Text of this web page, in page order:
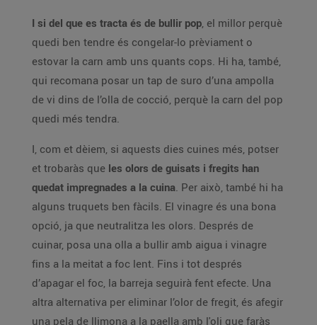
I si del que es tracta és de bullir pop, el millor perquè
quedi ben tendre és congelar-lo prèviament o
estovar la carn amb uns quants cops. Hi ha, també,
qui recomana posar un tap de suro d’una ampolla
de vi dins de l’olla de cocció, perquè la carn del pop
quedi més tendra.
I, com et dèiem, si aquests dies cuines més, potser
et trobaràs que les olors de guisats i fregits han
quedat impregnades a la cuina. Per això, també hi ha
alguns truquets ben fàcils. El vinagre és una bona
opció, ja que neutralitza les olors. Després de
cuinar, posa una olla a bullir amb aigua i vinagre
fins a la meitat a foc lent. Fins i tot després
d’apagar el foc, la barreja seguirà fent efecte. Una
altra alternativa per eliminar l’olor de fregit, és afegir
una pela de llimona a la paella amb l'oli que faràs